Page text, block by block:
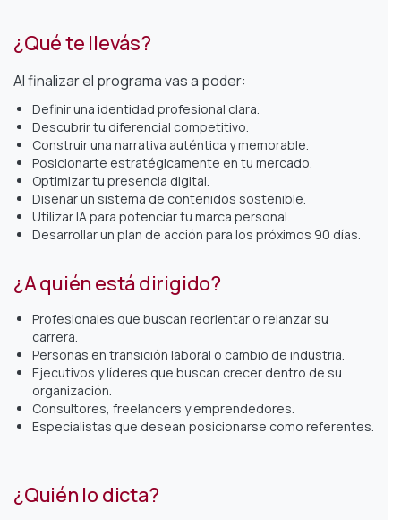
¿Qué te llevás?
Al finalizar el programa vas a poder:
Definir una identidad profesional clara.
Descubrir tu diferencial competitivo.
Construir una narrativa auténtica y memorable.
Posicionarte estratégicamente en tu mercado.
Optimizar tu presencia digital.
Diseñar un sistema de contenidos sostenible.
Utilizar IA para potenciar tu marca personal.
Desarrollar un plan de acción para los próximos 90 días.
¿A quién está dirigido?
Profesionales que buscan reorientar o relanzar su
carrera.
Personas en transición laboral o cambio de industria.
Ejecutivos y líderes que buscan crecer dentro de su
organización.
Consultores, freelancers y emprendedores.
Especialistas que desean posicionarse como referentes.
¿Quién lo dicta?